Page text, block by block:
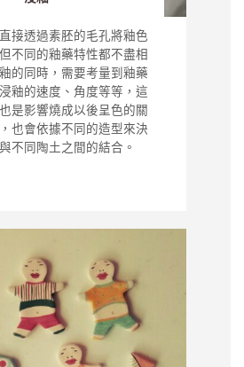
釉的速度、角度等等，這
是影響燒成以後呈色的關
也會依據不同的造型來決
不同陶土之間的結合。